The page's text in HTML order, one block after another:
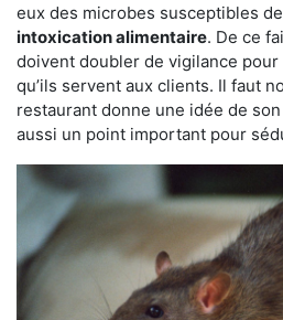
eux des microbes susceptibles
intoxication alimentaire. De ce
doivent doubler de vigilance
qu’ils servent aux clients. Il faut
restaurant donne une idée de
aussi un point important pour